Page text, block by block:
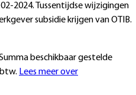
2024. Tussentijdse wijzigingen
subsidie krijgen van OTIB.
beschikbaar gestelde
Lees meer over